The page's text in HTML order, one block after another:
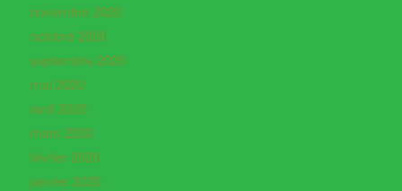
novembre 2020
octobre 2020
septembre 2020
mai 2020
avril 2020
mars 2020
février 2020
janvier 2020